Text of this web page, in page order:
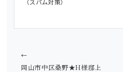
（スパム対策）
岡山市中区桑野★H様邸上
←